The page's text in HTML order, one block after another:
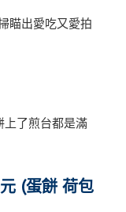
瞄出愛吃又愛拍
上了煎台都是滿
(蛋餅 荷包